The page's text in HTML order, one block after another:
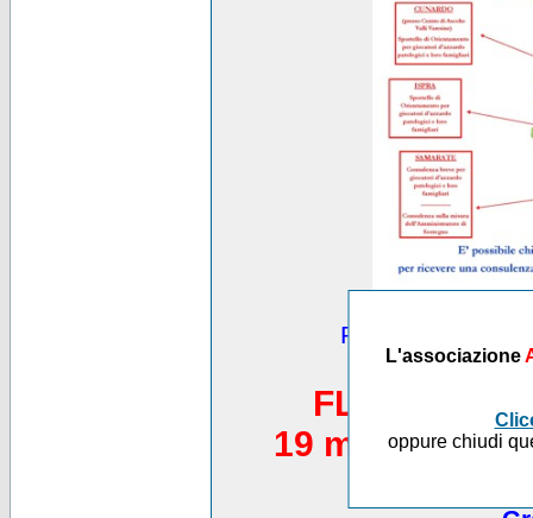
L'associazione
oppure chiudi
Puoi vedere
FLASH
19 maggio